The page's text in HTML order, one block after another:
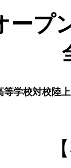
ープ
等学校対校陸